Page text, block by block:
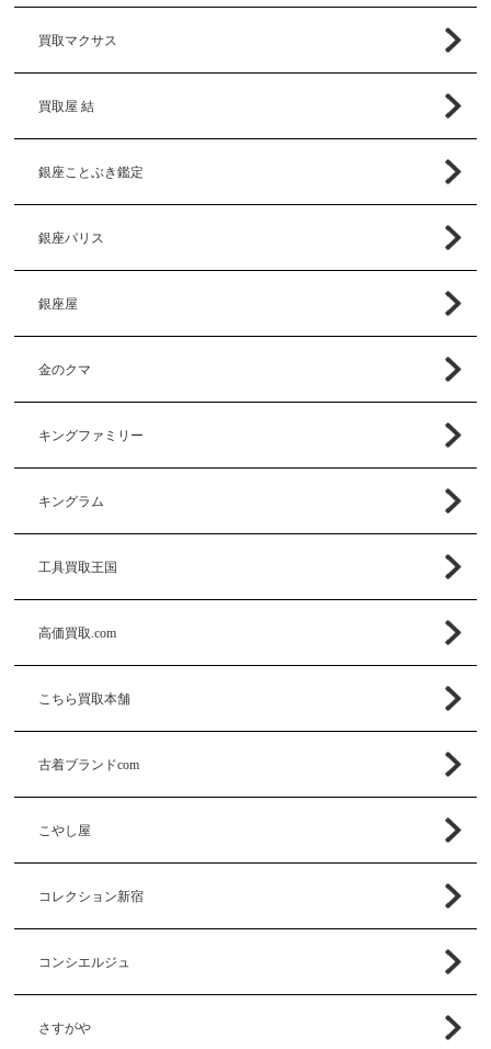
買取マクサス
買取屋 結
銀座ことぶき鑑定
銀座パリス
銀座屋
金のクマ
キングファミリー
キングラム
工具買取王国
高価買取.com
こちら買取本舗
古着ブランドcom
こやし屋
コレクション新宿
コンシエルジュ
さすがや